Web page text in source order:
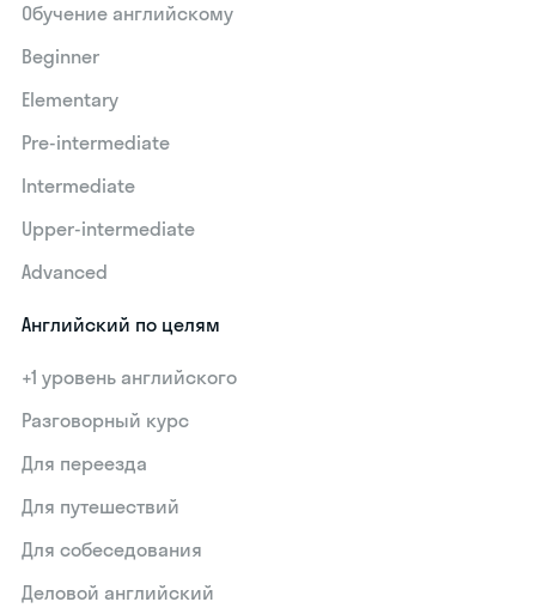
Обучение английскому
Beginner
Elementary
Pre-intermediate
Intermediate
Upper-intermediate
Advanced
Английский по целям
+1 уровень английского
Разговорный курс
Для переезда
Для путешествий
Для собеседования
Деловой английский